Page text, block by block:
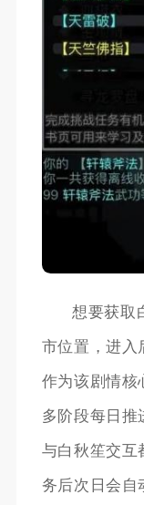
想要获取
市位置，进入
作为该剧情核
多阶段每日推
与白秋笙交互
务后次日会自